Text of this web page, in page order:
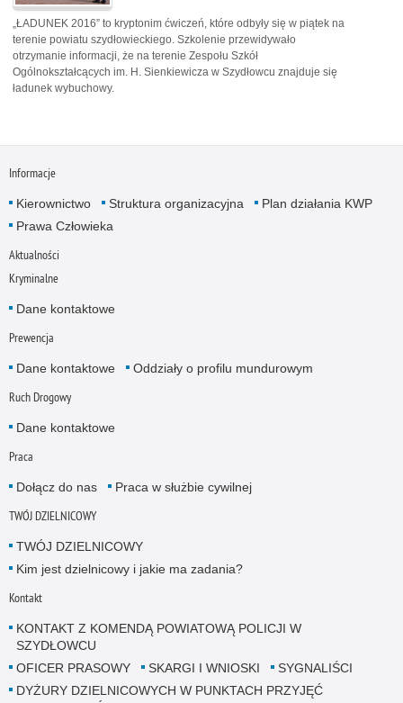
„ŁADUNEK 2016” to kryptonim ćwiczeń, które odbyły się w piątek na
terenie powiatu szydłowieckiego. Szkolenie przewidywało
otrzymanie informacji, że na terenie Zespołu Szkół
Ogólnokształcących im. H. Sienkiewicza w Szydłowcu znajduje się
ładunek wybuchowy.
Informacje
Kierownictwo Struktura organizacyjna
Plan działania KWP
Prawa Człowieka
Aktualności
Kryminalne
Dane kontaktowe
Prewencja
Dane kontaktowe Oddziały o profilu mundurowym
Ruch Drogowy
Dane kontaktowe
Praca
Dołącz do nas Praca w służbie cywilnej
TWÓJ DZIELNICOWY
TWÓJ DZIELNICOWY
Kim jest dzielnicowy i jakie ma zadania?
Kontakt
KONTAKT Z KOMENDĄ POWIATOWĄ POLICJI W
SZYDŁOWCU
OFICER PRASOWY
SKARGI I WNIOSKI
SYGNALIŚCI
DYŻURY DZIELNICOWYCH W PUNKTACH PRZYJĘĆ